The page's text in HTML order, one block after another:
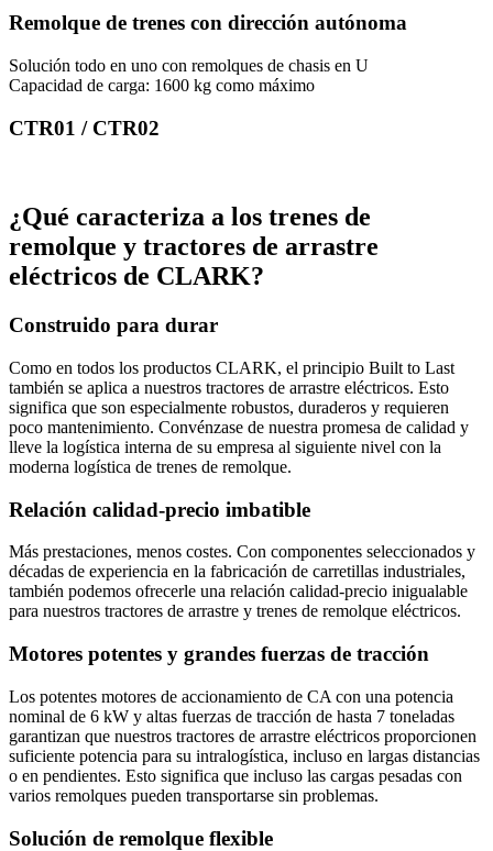
Remolque de trenes con dirección autónoma
Solución todo en uno con remolques de chasis en U
Capacidad de carga: 1600 kg como máximo
CTR01 / CTR02
¿Qué caracteriza a los trenes de
remolque y tractores de arrastre
eléctricos de CLARK?
Construido para durar
Como en todos los productos CLARK, el principio Built to Last
también se aplica a nuestros tractores de arrastre eléctricos. Esto
significa que son especialmente robustos, duraderos y requieren
poco mantenimiento. Convénzase de nuestra promesa de calidad y
lleve la logística interna de su empresa al siguiente nivel con la
moderna logística de trenes de remolque.
Relación calidad-precio imbatible
Más prestaciones, menos costes. Con componentes seleccionados y
décadas de experiencia en la fabricación de carretillas industriales,
también podemos ofrecerle una relación calidad-precio inigualable
para nuestros tractores de arrastre y trenes de remolque eléctricos.
Motores potentes y grandes fuerzas de tracción
Los potentes motores de accionamiento de CA con una potencia
nominal de 6 kW y altas fuerzas de tracción de hasta 7 toneladas
garantizan que nuestros tractores de arrastre eléctricos proporcionen
suficiente potencia para su intralogística, incluso en largas distancias
o en pendientes. Esto significa que incluso las cargas pesadas con
varios remolques pueden transportarse sin problemas.
Solución de remolque flexible